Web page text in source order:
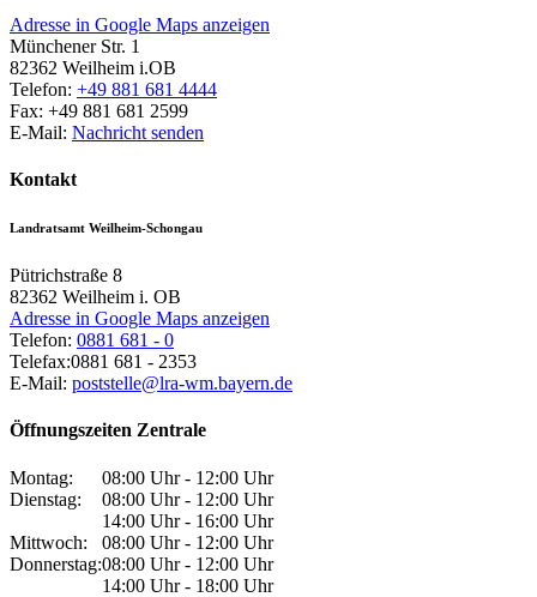
Adresse in Google Maps anzeigen
Münchener Str. 1
82362 Weilheim i.OB
Telefon: +49 881 681 4444
Fax: +49 881 681 2599
E-Mail: Nachricht senden
Kontakt
Landratsamt Weilheim-Schongau
Pütrichstraße 8
82362 Weilheim i. OB
Adresse in Google Maps anzeigen
Telefon: 0881 681 - 0
Telefax:0881 681 - 2353
E-Mail: poststelle@lra-wm.bayern.de
Öffnungszeiten Zentrale
Montag:
08:00 Uhr - 12:00 Uhr
Dienstag:
08:00 Uhr - 12:00 Uhr
14:00 Uhr - 16:00 Uhr
Mittwoch:
08:00 Uhr - 12:00 Uhr
Donnerstag:08:00 Uhr - 12:00 Uhr
14:00 Uhr - 18:00 Uhr